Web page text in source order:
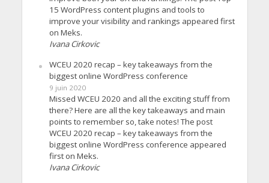
15 WordPress content plugins and tools to
improve your visibility and rankings appeared first
on Meks.
Ivana Cirkovic
WCEU 2020 recap – key takeaways from the
biggest online WordPress conference
9 juin 2020
Missed WCEU 2020 and all the exciting stuff from
there? Here are all the key takeaways and main
points to remember so, take notes! The post
WCEU 2020 recap – key takeaways from the
biggest online WordPress conference appeared
first on Meks.
Ivana Cirkovic